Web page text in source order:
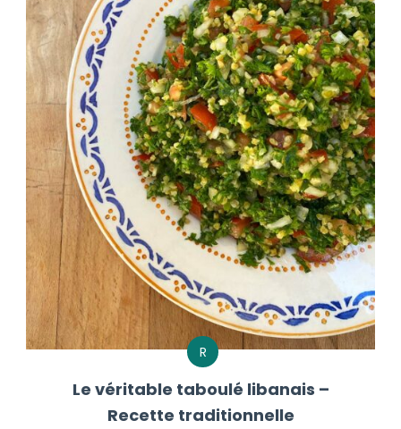
R
Le véritable taboulé libanais –
Recette traditionnelle